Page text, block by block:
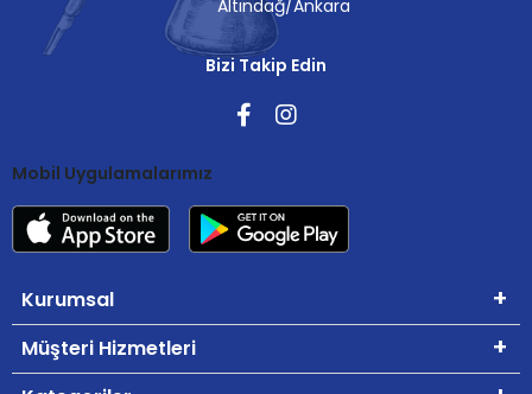
Altındağ/Ankara
Bizi Takip Edin
Mobil Uygulamalarımız
Kurumsal
Müşteri Hizmetleri